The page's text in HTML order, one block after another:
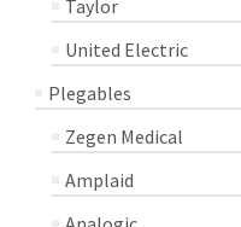
Taylor
United Electric
Plegables
Zegen Medical
Amplaid